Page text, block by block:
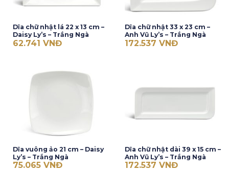
Dĩa chữ nhật lá 22 x 13 cm –
Daisy Ly’s – Trắng Ngà
62.741 VNĐ
Dĩa chữ nhật 33 x 23 cm –
Anh Vũ Ly’s – Trắng Ngà
172.537 VNĐ
Dĩa vuông ảo 21 cm – Daisy
Ly’s – Trắng Ngà
75.065 VNĐ
Dĩa chữ nhật dài 39 x 15 cm –
Anh Vũ Ly’s – Trắng Ngà
172.537 VNĐ